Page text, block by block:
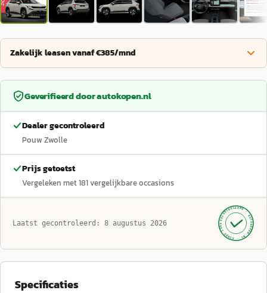
Zakelijk leasen vanaf €385/mnd
Geverifieerd doorautokopen.nl
Dealer gecontroleerd
Pouw Zwolle
Prijs getoetst
Vergeleken met181vergelijkbare occasions
Laatst gecontroleerd: 8 augustus 2026 GECONTROLEERD ·
AUTOKOPEN.NL
· SINDS 1999 ·
Specificaties